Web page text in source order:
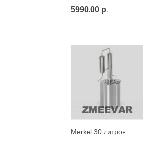
5990.00 р.
Merkel 30 литров